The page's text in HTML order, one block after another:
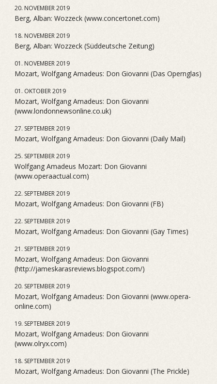
20. NOVEMBER 2019
Berg, Alban: Wozzeck (www.concertonet.com)
18. NOVEMBER 2019
Berg, Alban: Wozzeck (Süddeutsche Zeitung)
01. NOVEMBER 2019
Mozart, Wolfgang Amadeus: Don Giovanni (Das Opernglas)
01. OKTOBER 2019
Mozart, Wolfgang Amadeus: Don Giovanni
(www.londonnewsonline.co.uk)
27. SEPTEMBER 2019
Mozart, Wolfgang Amadeus: Don Giovanni (Daily Mail)
25. SEPTEMBER 2019
Wolfgang Amadeus Mozart: Don Giovanni
(www.operaactual.com)
22. SEPTEMBER 2019
Mozart, Wolfgang Amadeus: Don Giovanni (FB)
22. SEPTEMBER 2019
Mozart, Wolfgang Amadeus: Don Giovanni (Gay Times)
21. SEPTEMBER 2019
Mozart, Wolfgang Amadeus: Don Giovanni
(http://jameskarasreviews.blogspot.com/)
20. SEPTEMBER 2019
Mozart, Wolfgang Amadeus: Don Giovanni (www.opera-
online.com)
19. SEPTEMBER 2019
Mozart, Wolfgang Amadeus: Don Giovanni
(www.olryx.com)
18. SEPTEMBER 2019
Mozart, Wolfgang Amadeus: Don Giovanni (The Prickle)